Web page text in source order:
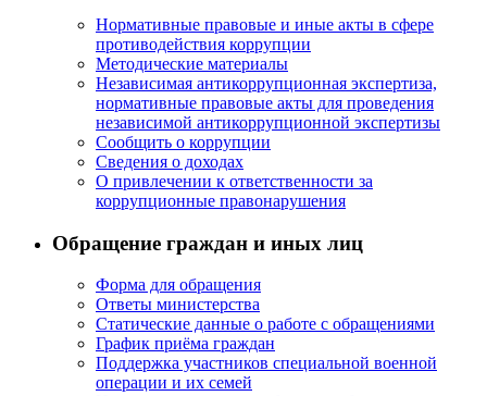
Нормативные правовые и иные акты в сфере
противодействия коррупции
Методические материалы
Независимая антикоррупционная экспертиза,
нормативные правовые акты для проведения
независимой антикоррупционной экспертизы
Сообщить о коррупции
Сведения о доходах
О привлечении к ответственности за
коррупционные правонарушения
Обращение граждан и иных лиц
Форма для обращения
Ответы министерства
Статические данные о работе с обращениями
График приёма граждан
Поддержка участников специальной военной
операции и их семей